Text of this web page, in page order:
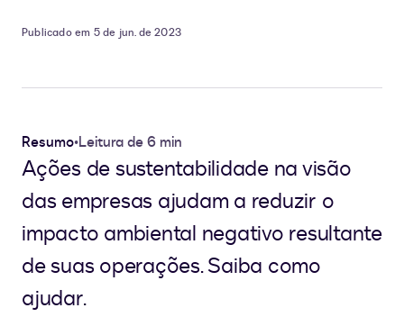
Publicado em 5 de jun. de 2023
Resumo•Leitura de 6 min
Ações de sustentabilidade na visão
das empresas ajudam a reduzir o
impacto ambiental negativo resultante
de suas operações. Saiba como
ajudar.